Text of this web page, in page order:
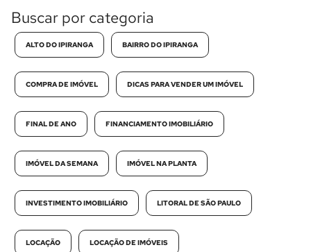
Buscar por categoria
ALTO DO IPIRANGA BAIRRO DO IPIRANGA
COMPRA DE IMÓVEL DICAS PARA VENDER UM IMÓVEL
FINAL DE ANO FINANCIAMENTO IMOBILIÁRIO
IMÓVEL DA SEMANA IMÓVEL NA PLANTA
INVESTIMENTO IMOBILIÁRIO LITORAL DE SÃO PAULO
LOCAÇÃO LOCAÇÃO DE IMÓVEIS